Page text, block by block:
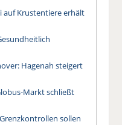
auf Krustentiere erhält
Hagenah steigert
Markt schließt
sollen